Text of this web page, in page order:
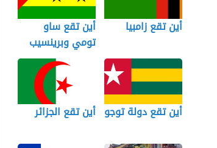
أين تقع زامبيا
أين تقع ساو
تومي وبرينسيب
أين تقع دولة توجو أين تقع الجزائر